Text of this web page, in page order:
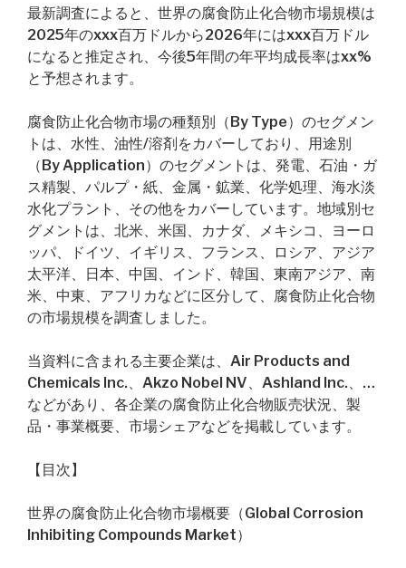
最新調査によると、世界の腐食防止化合物市場規模は
2025年のxxx百万ドルから2026年にはxxx百万ドル
になると推定され、今後5年間の年平均成長率はxx%
と予想されます。
腐食防止化合物市場の種類別（By Type）のセグメン
トは、水性、油性/溶剤をカバーしており、用途別
（By Application）のセグメントは、発電、石油・ガ
ス精製、パルプ・紙、金属・鉱業、化学処理、海水淡
水化プラント、その他をカバーしています。地域別セ
グメントは、北米、米国、カナダ、メキシコ、ヨーロ
ッパ、ドイツ、イギリス、フランス、ロシア、アジア
太平洋、日本、中国、インド、韓国、東南アジア、南
米、中東、アフリカなどに区分して、腐食防止化合物
の市場規模を調査しました。
当資料に含まれる主要企業は、Air Products and
Chemicals Inc.、Akzo Nobel NV、Ashland Inc.、…
などがあり、各企業の腐食防止化合物販売状況、製
品・事業概要、市場シェアなどを掲載しています。
【目次】
世界の腐食防止化合物市場概要（Global Corrosion
Inhibiting Compounds Market）